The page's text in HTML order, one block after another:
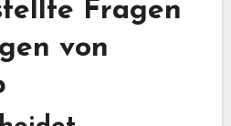
Fragen
von